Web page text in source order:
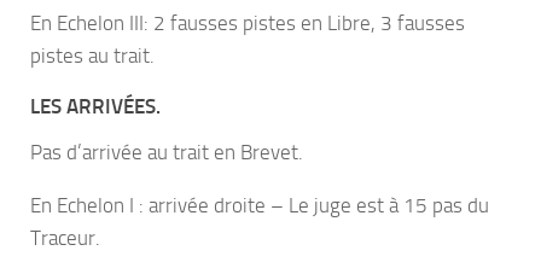
En Echelon III: 2 fausses pistes en Libre, 3 fausses
pistes au trait.
LES ARRIVÉES.
Pas d’arrivée au trait en Brevet.
En Echelon I : arrivée droite – Le juge est à 15 pas du
Traceur.